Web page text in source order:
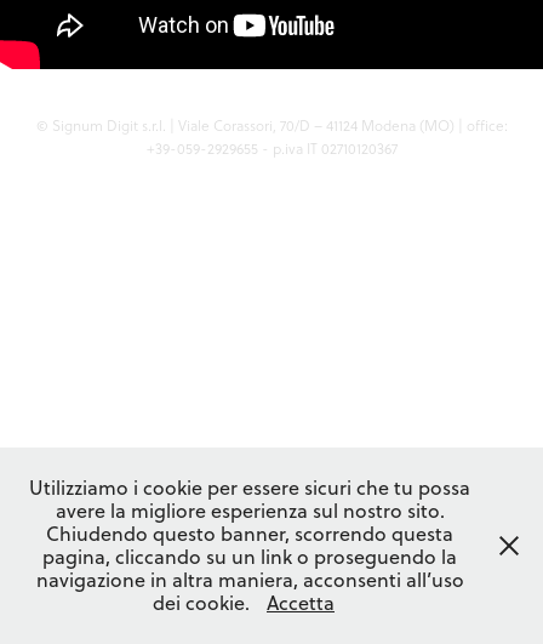
© Signum Digit s.r.l. | Viale Corassori, 70/D – 41124 Modena (MO) | office:
+39-059-2929655 - p.iva IT 02710120367
Utilizziamo i cookie per essere sicuri che tu possa
avere la migliore esperienza sul nostro sito.
Chiudendo questo banner, scorrendo questa
pagina, cliccando su un link o proseguendo la
navigazione in altra maniera, acconsenti all’uso
dei cookie.
Accetta